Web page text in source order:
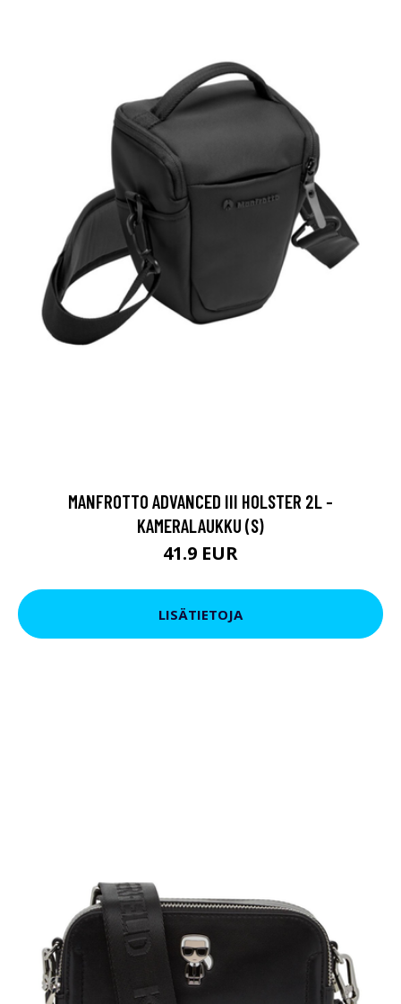
MANFROTTO ADVANCED III HOLSTER 2L -
KAMERALAUKKU (S)
41.9 EUR
LISÄTIETOJA